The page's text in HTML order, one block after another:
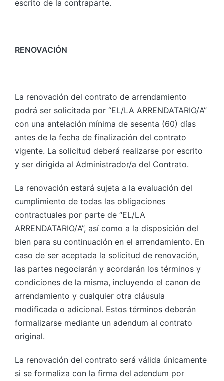
escrito de la contraparte.
RENOVACIÓN
La renovación del contrato de arrendamiento
podrá ser solicitada por “EL/LA ARRENDATARIO/A”
con una antelación mínima de sesenta (60) días
antes de la fecha de finalización del contrato
vigente. La solicitud deberá realizarse por escrito
y ser dirigida al Administrador/a del Contrato.
La renovación estará sujeta a la evaluación del
cumplimiento de todas las obligaciones
contractuales por parte de “EL/LA
ARRENDATARIO/A”, así como a la disposición del
bien para su continuación en el arrendamiento. En
caso de ser aceptada la solicitud de renovación,
las partes negociarán y acordarán los términos y
condiciones de la misma, incluyendo el canon de
arrendamiento y cualquier otra cláusula
modificada o adicional. Estos términos deberán
formalizarse mediante un adendum al contrato
original.
La renovación del contrato será válida únicamente
si se formaliza con la firma del adendum por